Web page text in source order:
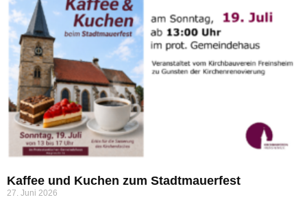
Kaffee und Kuchen zum Stadtmauerfest
27. Juni 2026